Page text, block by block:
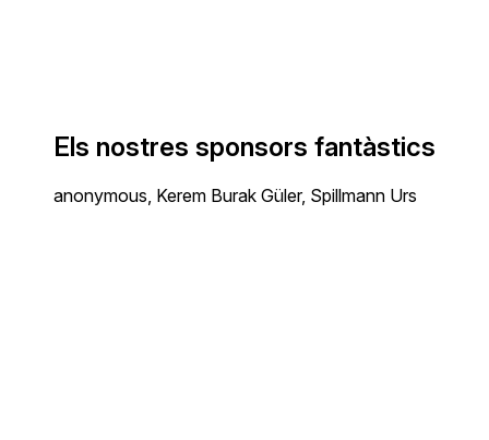
Els nostres sponsors fantàstics
anonymous, Kerem Burak Güler, Spillmann Urs